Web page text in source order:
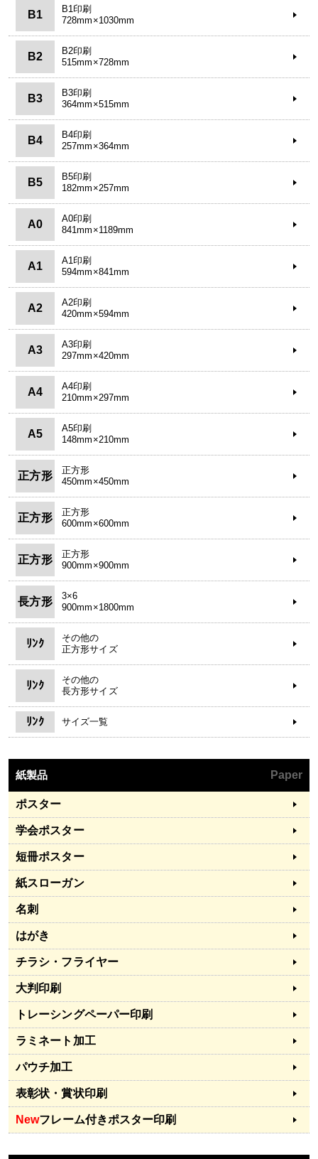
B1
B1印刷
728mm×1030mm
B2
B2印刷
515mm×728mm
B3
B3印刷
364mm×515mm
B4
B4印刷
257mm×364mm
B5
B5印刷
182mm×257mm
A0
A0印刷
841mm×1189mm
A1
A1印刷
594mm×841mm
A2
A2印刷
420mm×594mm
A3
A3印刷
297mm×420mm
A4
A4印刷
210mm×297mm
A5
A5印刷
148mm×210mm
正方形
正方形
450mm×450mm
正方形
正方形
600mm×600mm
正方形
正方形
900mm×900mm
長方形
3×6
900mm×1800mm
ﾘﾝｸ
その他の
正方形サイズ
ﾘﾝｸ
その他の
長方形サイズ
ﾘﾝｸ サイズ一覧
紙製品 Paper
ポスター
学会ポスター
短冊ポスター
紙スローガン
名刺
はがき
チラシ・フライヤー
大判印刷
トレーシングペーパー印刷
ラミネート加工
パウチ加工
表彰状・賞状印刷
Newフレーム付きポスター印刷